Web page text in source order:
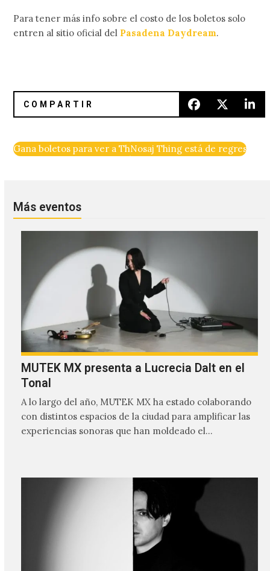
Para tener más info sobre el costo de los boletos solo
entren al sitio oficial del Pasadena Daydream.
Gana boletos para ver a The Joy Formidable en el Foro
Nosaj Thing está de regreso
Más eventos
MUTEK MX presenta a Lucrecia Dalt en el
Tonal
A lo largo del año, MUTEK MX ha estado colaborando
con distintos espacios de la ciudad para amplificar las
experiencias sonoras que han moldeado el…